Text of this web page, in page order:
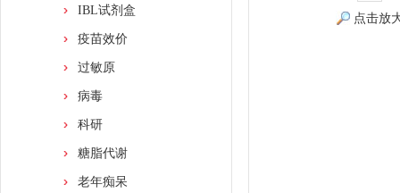
IBL试剂盒
疫苗效价
过敏原
病毒
科研
糖脂代谢
老年痴呆
点击放